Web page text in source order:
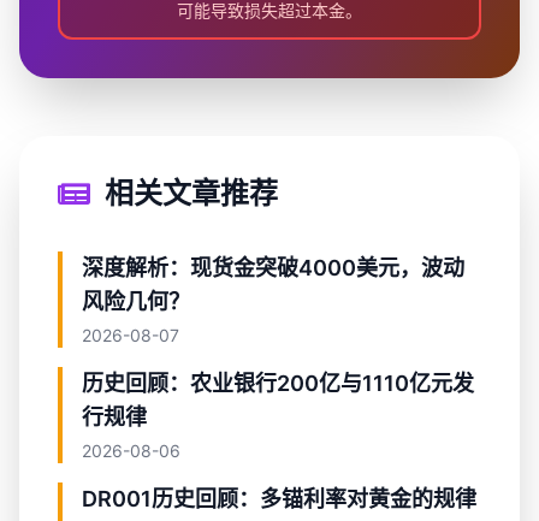
可能导致损失超过本金。
相关文章推荐
深度解析：现货金突破4000美元，波动
风险几何？
2026-08-07
历史回顾：农业银行200亿与1110亿元发
行规律
2026-08-06
DR001历史回顾：多锚利率对黄金的规律